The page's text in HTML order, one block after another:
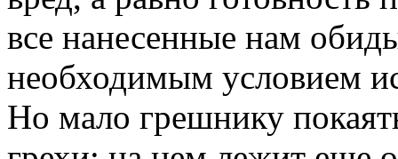
все нанесенные нам
необходимым условием
Но мало грешнику